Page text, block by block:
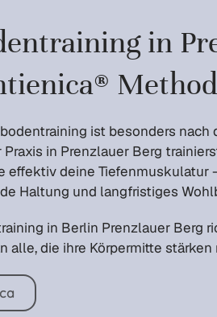
in
ist besonders nach
in Prenzlauer Berg
effektiv deine Tiefenmuskulatur
Haltung und langfristiges
in Berlin Prenzlauer Berg
alle, die ihre Körpermitte